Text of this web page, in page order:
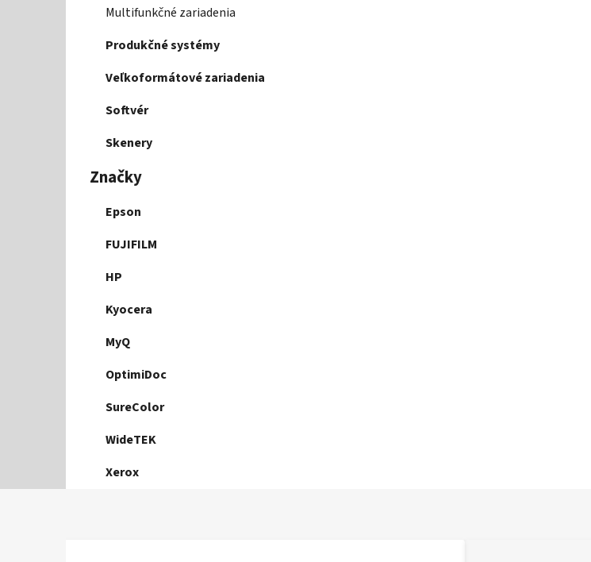
Multifunkčné zariadenia
Produkčné systémy
Veľkoformátové zariadenia
Softvér
Skenery
Značky
Epson
FUJIFILM
HP
Kyocera
MyQ
OptimiDoc
SureColor
WideTEK
Xerox